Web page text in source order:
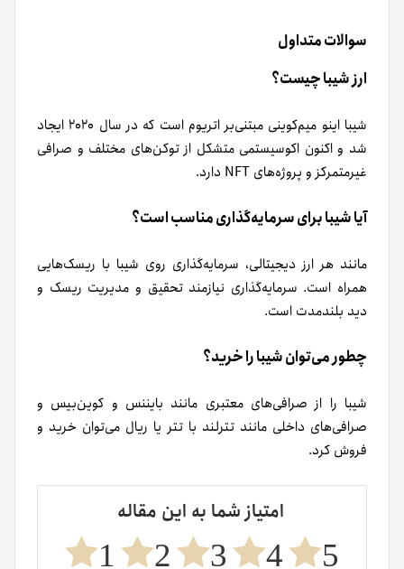
سوالات متداول
ارز شیبا چیست؟
شیبا اینو میم‌کوینی مبتنی‌بر اتریوم است که در سال ۲۰۲۰ ایجاد
شد و اکنون اکوسیستمی متشکل از توکن‌های مختلف و صرافی
غیرمتمرکز و پروژه‌های NFT دارد.
آیا شیبا برای سرمایه‌گذاری مناسب است؟
مانند هر ارز دیجیتالی، سرمایه‌گذاری روی شیبا با ریسک‌هایی
همراه است. سرمایه‌گذاری نیازمند تحقیق و مدیریت ریسک و
دید بلندمدت است.
چطور می‌توان شیبا را خرید؟
شیبا را از صرافی‌های معتبری مانند بایننس و کوین‌بیس و
صرافی‌های داخلی مانند تترلند با تتر یا ریال می‌توان خرید و
فروش کرد.
امتیاز شما به این مقاله
5
4
3
2
1